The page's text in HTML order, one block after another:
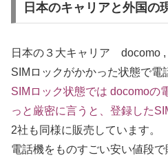
日本のキャリアと外国の
日本の３大キャリア docomo ,
SIMロックがかかった状態で電
SIMロック状態では docomoの
っと厳密に言うと、登録した
2社も同様に販売しています
電話機をものすごい安い値段